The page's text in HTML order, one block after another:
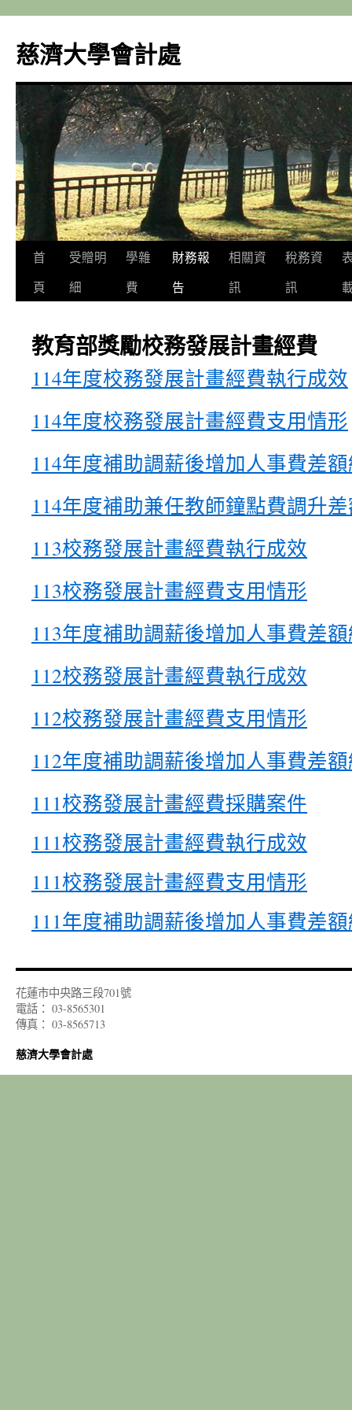
主
要
慈濟大學會計處
首
頁
受贈明
細
學雜
費
財務報
告
相關資
訊
稅務資
訊
教育部獎勵校務發展計畫經費
114年度校務發展計畫經費執行成效
114年度校務發展計畫經費支用情形
114年度補助調薪後增加人事費差
114年度補助兼任教師鐘點費調升
113校務發展計畫經費執行成效
113校務發展計畫經費支用情形
113年度補助調薪後增加人事費差
112校務發展計畫經費執行成效
112校務發展計畫經費支用情形
112年度補助調薪後增加人事費差
111校務發展計畫經費採購案件
111校務發展計畫經費執行成效
111校務發展計畫經費支用情形
111年度補助調薪後增加人事費差
花蓮市中央路三段701號
電話： 03-8565301
傳真： 03-8565713
慈濟大學會計處